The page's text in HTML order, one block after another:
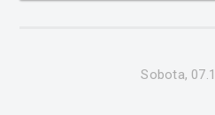
Sobota,